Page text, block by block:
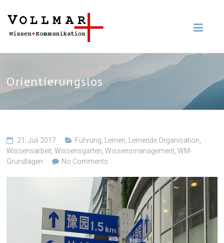
Orientierungslos
21. Juli 2017 Führung Lernen Lernende Organisation
Wissensarbeit ,Wissensgarten ,Wissensmanagement ,WM-
Grundlagen
No Comments